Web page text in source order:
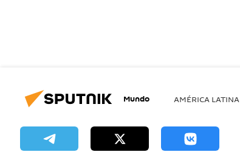
Mundo AMÉRICA LATINA